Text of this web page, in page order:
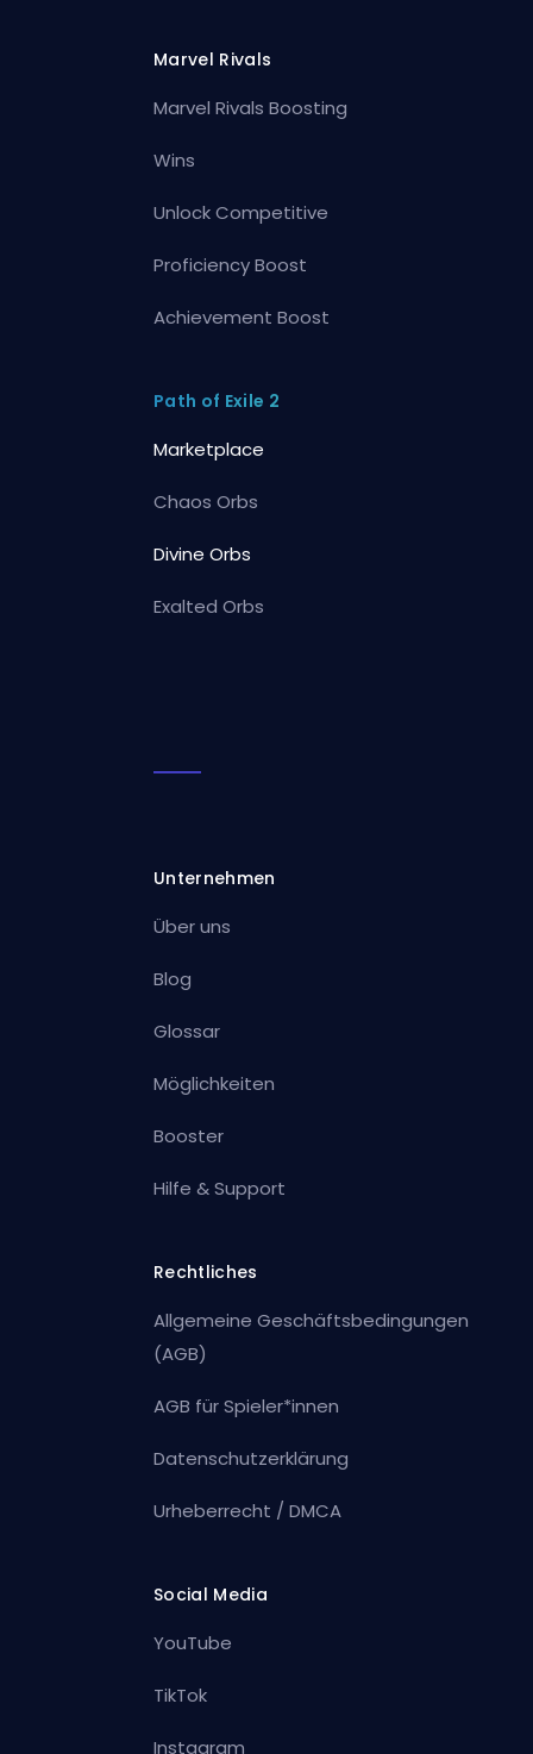
Marvel Rivals
Marvel Rivals Boosting
Wins
Unlock Competitive
Proficiency Boost
Achievement Boost
Path of Exile 2
Marketplace
Chaos Orbs
Divine Orbs
Exalted Orbs
Unternehmen
Über uns
Blog
Glossar
Möglichkeiten
Booster
Hilfe & Support
Rechtliches
Allgemeine Geschäftsbedingungen
(AGB)
AGB für Spieler*innen
Datenschutzerklärung
Urheberrecht / DMCA
Social Media
YouTube
TikTok
Instagram